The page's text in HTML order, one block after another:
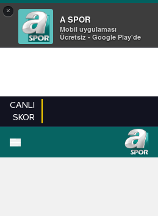
×
A SPOR
Mobil uygulaması
Ücretsiz - Google Play'de
CANLI
SKOR
EN YENILER